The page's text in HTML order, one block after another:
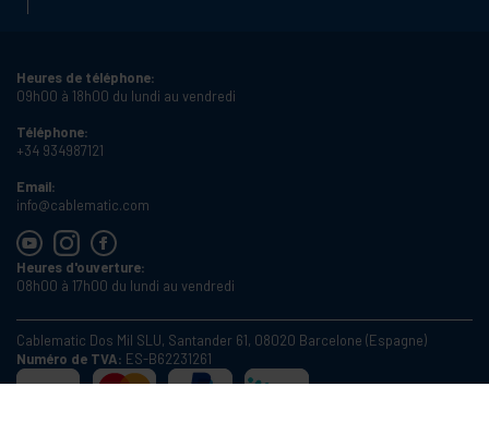
Heures de téléphone:
09h00 à 18h00 du lundi au vendredi
Téléphone:
+34 934987121
Email:
info@cablematic.com
Heures d'ouverture:
08h00 à 17h00 du lundi au vendredi
Cablematic Dos Mil SLU, Santander 61, 08020 Barcelone (Espagne)
Numéro de TVA: ES-B62231261